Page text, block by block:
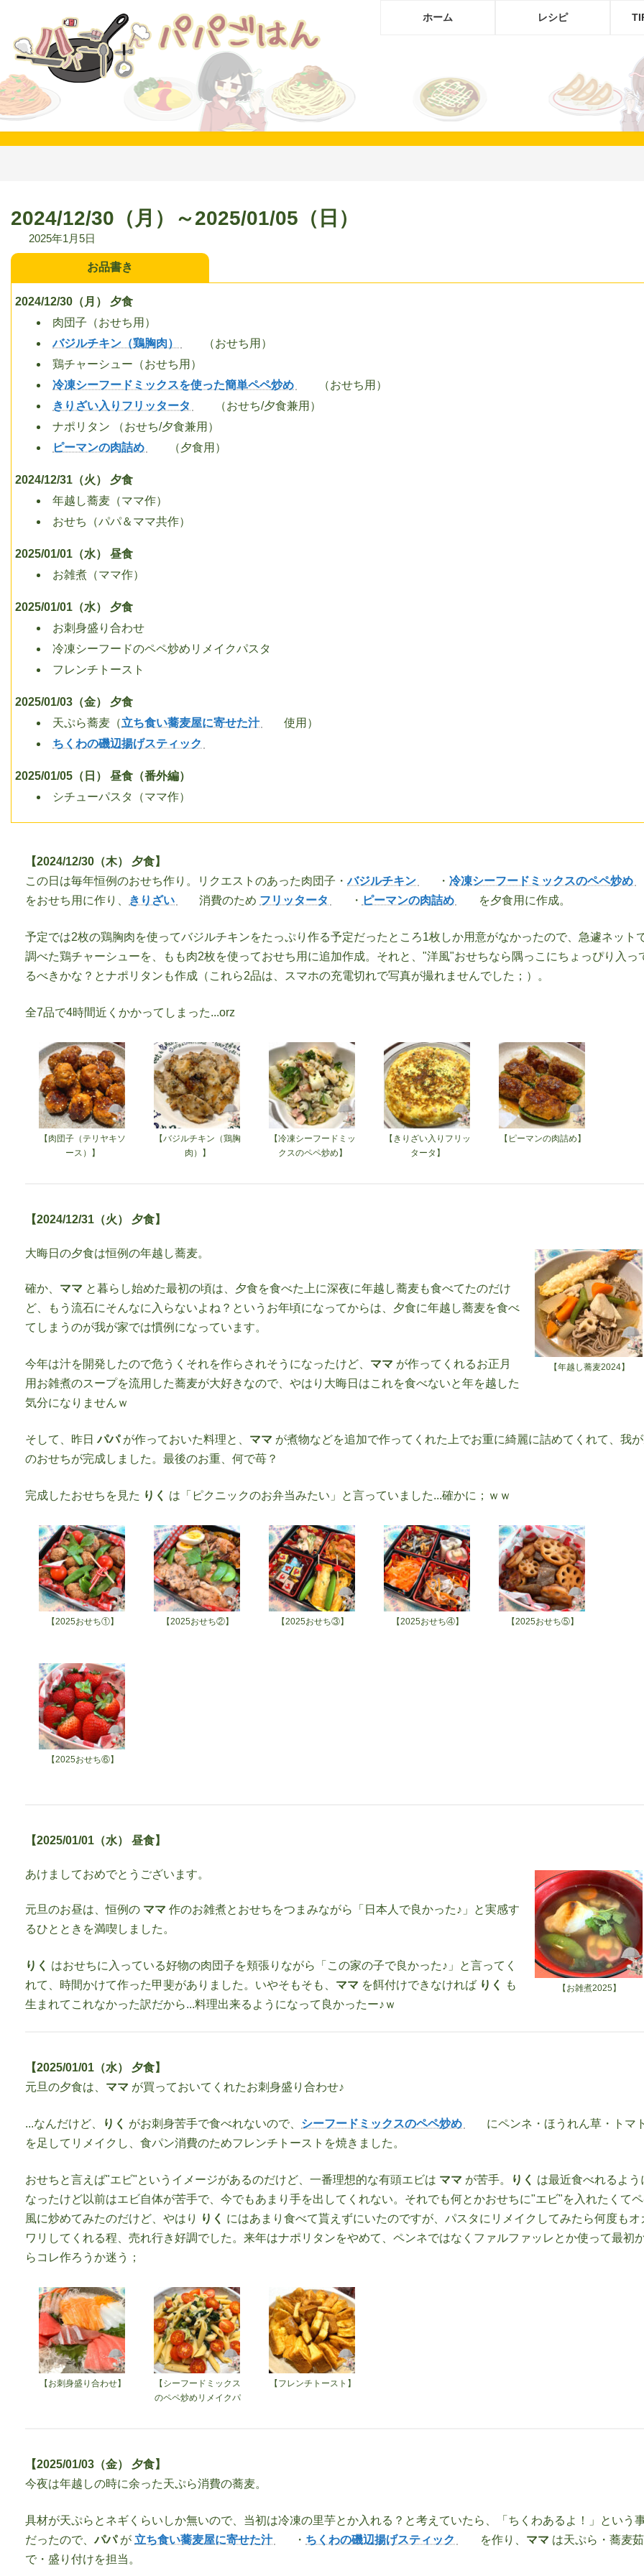
へ
ス
キ
ョ
ン
に
ホーム レシピ
2024/12/30（月）～2025/01/05（日）
2025年1月5日
お品書き
2024/12/30（月） 夕食
肉団子（おせち用）
バジルチキン（鶏胸肉）
（おせち用）
鶏チャーシュー（おせち用）
冷凍シーフードミックスを使った簡単ペペ炒め
（おせち用）
きりざい入りフリッタータ
（おせち/夕食兼用）
ナポリタン （おせち/夕食兼用）
ピーマンの肉詰め
（夕食用）
2024/12/31（火） 夕食
年越し蕎麦（ママ作）
おせち（パパ＆ママ共作）
2025/01/01（水） 昼食
お雑煮（ママ作）
2025/01/01（水） 夕食
お刺身盛り合わせ
冷凍シーフードのペペ炒めリメイクパスタ
フレンチトースト
2025/01/03（金） 夕食
天ぷら蕎麦（立ち食い蕎麦屋に寄せた汁
使用）
ちくわの磯辺揚げスティック
2025/01/05（日） 昼食（番外編）
シチューパスタ（ママ作）
【2024/12/30（木） 夕食】
この日は毎年恒例のおせち作り。リクエストのあった肉団子・バジルチキン ・冷凍シーフードミックスのペペ炒め
をおせち用に作り、
きりざい 消費のため フリッタータ ・ ピーマンの肉詰め を夕食用に作成。
予定では2枚の鶏胸肉を使ってバジルチキンをたっぷり作る予定だったところ1枚しか用意がなかったので、急遽ネット
調べた鶏チャーシューを、もも肉2枚を使っておせち用に追加作成。それと、"洋風"おせちなら隅っこにちょっぴり入っ
るべきかな？とナポリタンも作成（これら2品は、スマホの充電切れで写真が撮れませんでした；）。
全7品で4時間近くかかってしまった...orz
【肉団子（テリヤキソ
ース）】
【バジルチキン（鶏胸
肉）】
【冷凍シーフードミッ
クスのペペ炒め】
【きりざい入りフリッ
タータ】
【ピーマンの肉詰め】
【2024/12/31（火） 夕食】
【年越し蕎麦2024】
大晦日の夕食は恒例の年越し蕎麦。
確か、 ママ と暮らし始めた最初の頃は、夕食を食べた上に深夜に年越し蕎麦も食べてたのだけ
ど、もう流石にそんなに入らないよね？というお年頃になってからは、夕食に年越し蕎麦を食べ
てしまうのが我が家では慣例になっています。
今年は汁を開発したので危うくそれを作らされそうになったけど、 ママ が作ってくれるお正月
用お雑煮のスープを流用した蕎麦が大好きなので、やはり大晦日はこれを食べないと年を越した
気分になりませんｗ
そして、昨日パパが作っておいた料理と、 ママ が煮物などを追加で作ってくれた上でお重に綺麗に詰めてくれて、我
のおせちが完成しました。最後のお重、何で苺？
完成したおせちを見た りく は「ピクニックのお弁当みたい」と言っていました...確かに；ｗｗ
【2025おせち①】 【2025おせち②】 【2025おせち③】 【2025おせち④】 【2025おせち⑤】
【2025おせち⑥】
【2025/01/01（水） 昼食】
【お雑煮2025】
あけましておめでとうございます。
元旦のお昼は、恒例の ママ 作のお雑煮とおせちをつまみながら「日本人で良かった♪」と実感す
るひとときを満喫しました。
りく はおせちに入っている好物の肉団子を頬張りながら「この家の子で良かった♪」と言ってく
れて、時間かけて作った甲斐がありました。いやそもそも、 ママ を餌付けできなければ りく
も
生まれてこれなかった訳だから...料理出来るようになって良かったー♪ｗ
【2025/01/01（水） 夕食】
元旦の夕食は、 ママ が買っておいてくれたお刺身盛り合わせ♪
...なんだけど、 りく がお刺身苦手で食べれないので、 シーフードミックスのペペ炒め
にペンネ・ほうれん草・トマ
を足してリメイクし、食パン消費のためフレンチトーストを焼きました。
おせちと言えば"エビ"というイメージがあるのだけど、一番理想的な有頭エビは ママ が苦手。 りく は最近食べれるよう
なったけど以前はエビ自体が苦手で、今でもあまり手を出してくれない。それでも何とかおせちに"エビ"を入れたくて
風に炒めてみたのだけど、やはり
りく にはあまり食べて貰えずにいたのですが、パスタにリメイクしてみたら何度もオ
ワリしてくれる程、売れ行き好調でした。来年はナポリタンをやめて、ペンネではなくファルファッレとか使って最初
らコレ作ろうか迷う；
【お刺身盛り合わせ】
【シーフードミックス
のペペ炒めリメイクパ
【フレンチトースト】
【2025/01/03（金） 夕食】
今夜は年越しの時に余った天ぷら消費の蕎麦。
具材が天ぷらとネギくらいしか無いので、当初は冷凍の里芋とか入れる？と考えていたら、「ちくわあるよ！」という
だったので、パパが 立ち食い蕎麦屋に寄せた汁 ・ ちくわの磯辺揚げスティック を作り、 ママ は天ぷら・蕎麦茹
で・盛り付けを担当。